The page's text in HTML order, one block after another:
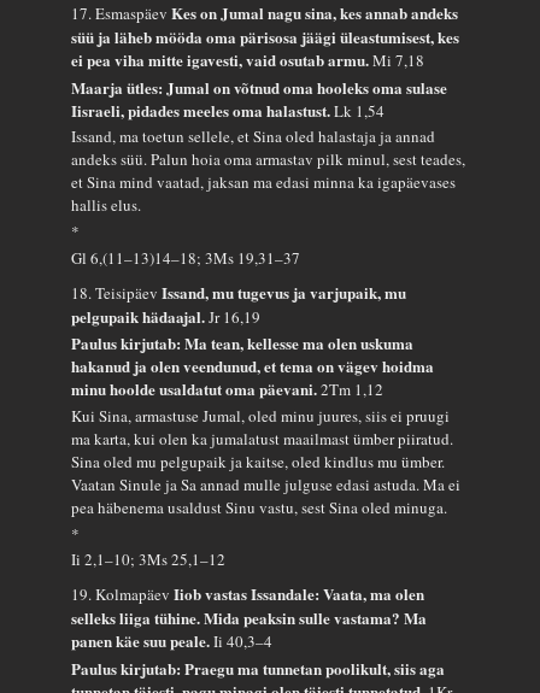
17. EsmaspäevKes on Jumal nagu sina, kes annab andeks
süü ja läheb mööda oma pärisosa jäägi üleastumisest, kes
ei pea viha mitte igavesti, vaid osutab armu.Mi 7,18
Maarja ütles: Jumal on võtnud oma hooleks oma sulase
Iisraeli, pidades meeles oma halastust.Lk 1,54
Issand, ma toetun sellele, et Sina oled halastaja ja annad
andeks süü. Palun hoia oma armastav pilk minul, sest teades,
et Sina mind vaatad, jaksan ma edasi minna ka igapäevases
hallis elus.
*
Gl 6,(11–13)14–18; 3Ms 19,31–37
18. TeisipäevIssand, mu tugevus ja varjupaik, mu
pelgupaik hädaajal.Jr 16,19
Paulus kirjutab: Ma tean, kellesse ma olen uskuma
hakanud ja olen veendunud, et tema on vägev hoidma
minu hoolde usaldatut oma päevani.2Tm 1,12
Kui Sina, armastuse Jumal, oled minu juures, siis ei pruugi
ma karta, kui olen ka jumalatust maailmast ümber piiratud.
Sina oled mu pelgupaik ja kaitse, oled kindlus mu ümber.
Vaatan Sinule ja Sa annad mulle julguse edasi astuda. Ma ei
pea häbenema usaldust Sinu vastu, sest Sina oled minuga.
*
Ii 2,1–10; 3Ms 25,1–12
19. KolmapäevIiob vastas Issandale: Vaata, ma olen
selleks liiga tühine. Mida peaksin sulle vastama? Ma
panen käe suu peale.Ii 40,3–4
Paulus kirjutab: Praegu ma tunnetan poolikult, siis aga